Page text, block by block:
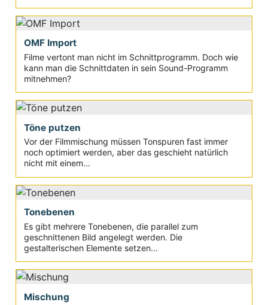
OMF Import
Filme vertont man nicht im Schnittprogramm. Doch wie
kann man die Schnittdaten in sein Sound-Programm
mitnehmen?
Töne putzen
Vor der Filmmischung müssen Tonspuren fast immer
noch optimiert werden, aber das geschieht natürlich
nicht mit einem...
Tonebenen
Es gibt mehrere Tonebenen, die parallel zum
geschnittenen Bild angelegt werden. Die
gestalterischen Elemente setzen...
Mischung